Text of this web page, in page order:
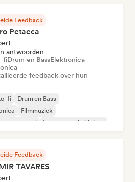
Feedback
Petacca
antwoorden
fiDrum en BassElektronica
feedback over hun
fi
Drum en Bass
Filmmuziek
Instrumentale hiphop
Feedback
TAVARES